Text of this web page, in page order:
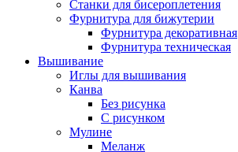
Станки для бисероплетения
Фурнитура для бижутерии
Фурнитура декоративная
Фурнитура техническая
Вышивание
Иглы для вышивания
Канва
Без рисунка
С рисунком
Мулине
Меланж